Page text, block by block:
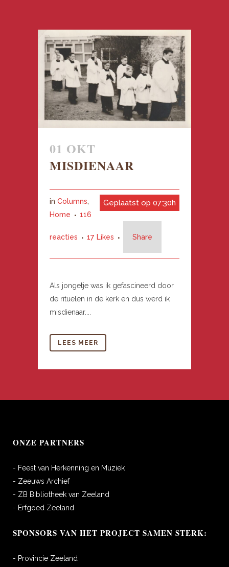
01 OKT
MISDIENAAR
Geplaatst op 07:30h
in Columns,
Home
116
reacties 17 Likes Share
Als jongetje was ik gefascineerd door
de rituelen in de kerk en dus werd ik
misdienaar....
LEES MEER
ONZE PARTNERS
- Feest van Herkenning en Muziek
- Zeeuws Archief
- ZB Bibliotheek van Zeeland
- Erfgoed Zeeland
SPONSORS VAN HET PROJECT SAMEN STERK:
- Provincie Zeeland